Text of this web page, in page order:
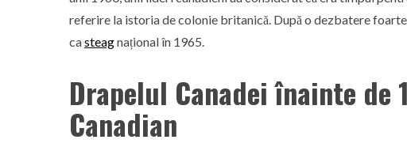
referire la istoria de colonie britanică. După o dezbatere
casteagnațional în 1965.
Drapelul Canadei înainte de
Canadian